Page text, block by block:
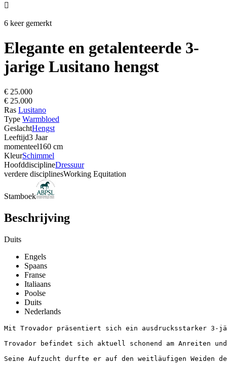

6 keer gemerkt
Elegante en getalenteerde 3-
jarige Lusitano hengst
€ 25.000
€ 25.000
Ras Lusitano
Type Warmbloed
GeslachtHengst
Leeftijd3 Jaar
momenteel160 cm
KleurSchimmel
HoofddisciplineDressuur
verdere disciplinesWorking Equitation
Stamboek
Beschrijving
Duits
Engels
Spaans
Franse
Italiaans
Poolse
Duits
Nederlands
Mit Trovador präsentiert sich ein ausdrucksstarker 3-
Trovador befindet sich aktuell schonend am Anreiten
Seine Aufzucht durfte er auf den weitläufigen Weiden